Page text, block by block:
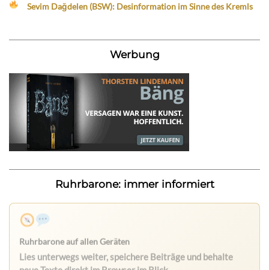
Sevim Dağdelen (BSW): Desinformation im Sinne des Kremls
Werbung
Ruhrbarone: immer informiert